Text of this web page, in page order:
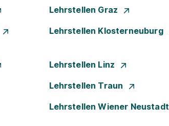
Lehrstellen Graz
Lehrstellen Klosterneuburg
Lehrstellen Linz
Lehrstellen Traun
Lehrstellen Wiener Neustadt